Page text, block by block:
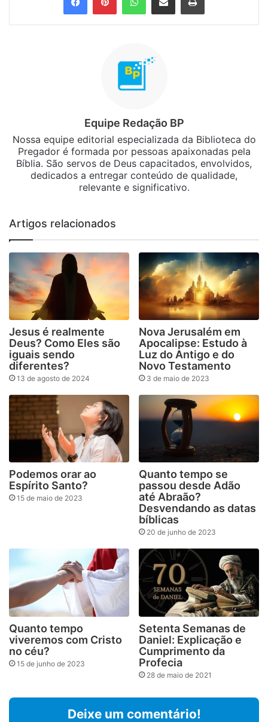
Equipe Redação BP
Nossa equipe editorial especializada da Biblioteca do
Pregador é formada por pessoas apaixonadas pela
Bíblia. São servos de Deus capacitados, envolvidos,
dedicados a entregar conteúdo de qualidade,
relevante e significativo.
Artigos relacionados
Jesus é realmente
Deus? Como Eles são
iguais sendo
diferentes?
13 de agosto de 2024
Nova Jerusalém em
Apocalipse: Estudo à
Luz do Antigo e do
Novo Testamento
3 de maio de 2023
Podemos orar ao
Espírito Santo?
15 de maio de 2023
Quanto tempo se
passou desde Adão
até Abraão?
Desvendando as datas
bíblicas
20 de junho de 2023
Quanto tempo
viveremos com Cristo
no céu?
15 de junho de 2023
Setenta Semanas de
Daniel: Explicação e
Cumprimento da
Profecia
28 de maio de 2021
Deixe um comentário!